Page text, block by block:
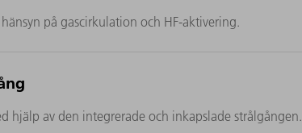
på gascirkulation och HF-aktivering.
hjälp av den integrerade och inkapslade strålgången.